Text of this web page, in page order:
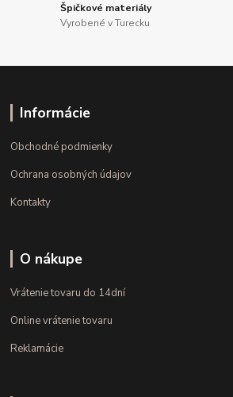
Špičkové materiály
Vyrobené v Turecku
Informácie
Obchodné podmienky
Ochrana osobných údajov
Kontakty
O nákupe
Vrátenie tovaru do 14dní
Online vrátenie tovaru
Reklamácie